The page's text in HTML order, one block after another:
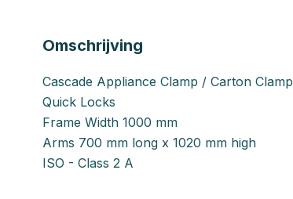
Omschrijving
Cascade Appliance Clamp / Carton Clamp
Quick Locks
Frame Width 1000 mm
Arms 700 mm long x 1020 mm high
ISO - Class 2 A